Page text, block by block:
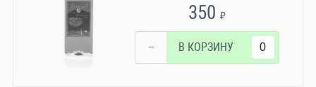
350₽
− В КОРЗИНУ